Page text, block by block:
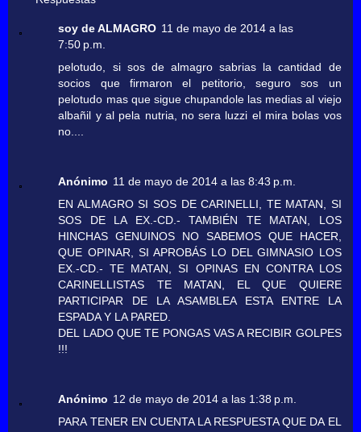
soy de ALMAGRO 11 de mayo de 2014 a las
7:50 p.m.
pelotudo, si sos de almagro sabrias la cantidad de
socios que firmaron el petitorio, seguro sos un
pelotudo mas que sigue chupandole las medias al viejo
albañil y al pela nutria, no sera luzzi el mira bolas vos
no....
Anónimo 11 de mayo de 2014 a las 8:43 p.m.
EN ALMAGRO SI SOS DE CARINELLI, TE MATAN, SI
SOS DE LA EX.-CD.- TAMBIÉN TE MATAN, LOS
HINCHAS GENUINOS NO SABEMOS QUE HACER,
QUE OPINAR, SI APROBÁS LO DEL GIMNASIO LOS
EX.-CD.- TE MATAN, SI OPINAS EN CONTRA LOS
CARINELLISTAS TE MATAN, EL QUE QUIERE
PARTICIPAR DE LA ASAMBLEA ESTA ENTRE LA
ESPADA Y LA PARED.
DEL LADO QUE TE PONGAS VAS A RECIBIR GOLPES
!!!
Anónimo 12 de mayo de 2014 a las 1:38 p.m.
PARA TENER EN CUENTA LA RESPUESTA QUE DA EL